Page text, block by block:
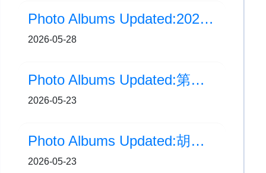
Photo Albums Updated:2025-2026 年度大嶼山區小學聯校游泳比賽 (頒獎部分)
2026-05-28
Photo Albums Updated:第一屆「全港幼小學校戲劇比賽」
2026-05-23
Photo Albums Updated:胡秀英日－科普精英獎勵計劃分享會及頒獎禮
2026-05-23